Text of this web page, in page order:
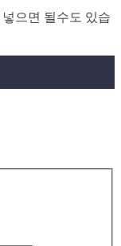
으면 될수도 있습